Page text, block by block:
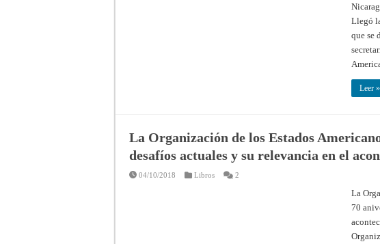
por
crisis
en
Llegó
que se
Leer »
La Organización de los Estados
desafíos actuales y su relevancia en el
04/10/2018 Libros 2
La
70